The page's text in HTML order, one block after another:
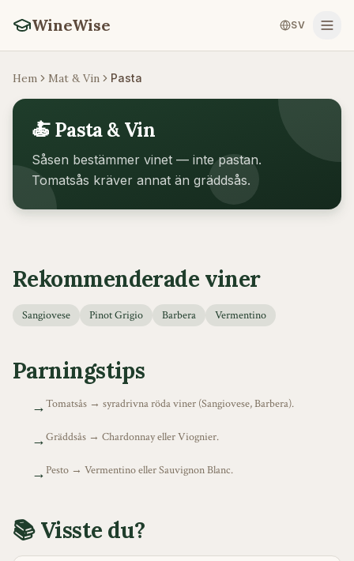
WineWise SV
Hem Mat & Vin Pasta
🍝 Pasta & Vin
Såsen bestämmer vinet — inte pastan.
Tomatsås kräver annat än gräddsås.
Rekommenderade viner
Sangiovese Pinot Grigio Barbera Vermentino
Parningstips
→Tomatsås → syradrivna röda viner (Sangiovese, Barbera).
→Gräddsås → Chardonnay eller Viognier.
→Pesto → Vermentino eller Sauvignon Blanc.
📚 Visste du?